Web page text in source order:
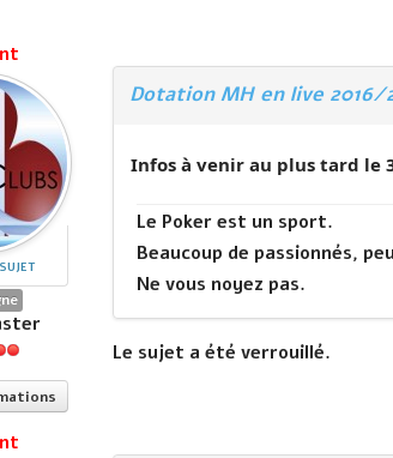
Dotation MH en live 2016/
Infos à venir au plus tard le
Le Poker est un sport.
Beaucoup de passionnés,
Ne vous noyez pas.
Le sujet a été verrouillé.